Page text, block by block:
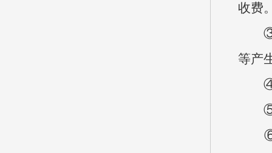
收费
③年
等产
④基
⑤项
⑥“